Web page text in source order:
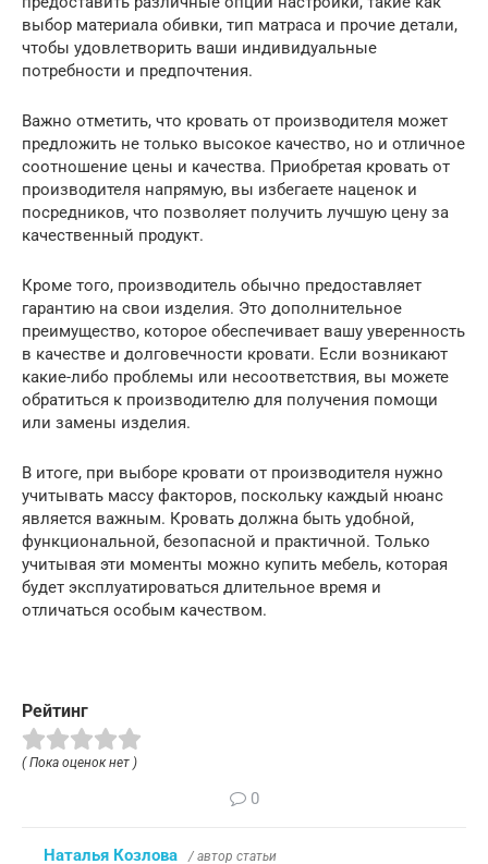
выбор материала обивки, тип матраса и прочие детали,
чтобы удовлетворить ваши индивидуальные
потребности и предпочтения.
Важно отметить, что кровать от производителя может
предложить не только высокое качество, но и отличное
соотношение цены и качества. Приобретая кровать от
производителя напрямую, вы избегаете наценок и
посредников, что позволяет получить лучшую цену за
качественный продукт.
Кроме того, производитель обычно предоставляет
гарантию на свои изделия. Это дополнительное
преимущество, которое обеспечивает вашу уверенность
в качестве и долговечности кровати. Если возникают
какие-либо проблемы или несоответствия, вы можете
обратиться к производителю для получения помощи
или замены изделия.
В итоге, при выборе кровати от производителя нужно
учитывать массу факторов, поскольку каждый нюанс
является важным. Кровать должна быть удобной,
функциональной, безопасной и практичной. Только
учитывая эти моменты можно купить мебель, которая
будет эксплуатироваться длительное время и
отличаться особым качеством.
Рейтинг
( Пока оценок нет )
0
Наталья Козлова / автор статьи